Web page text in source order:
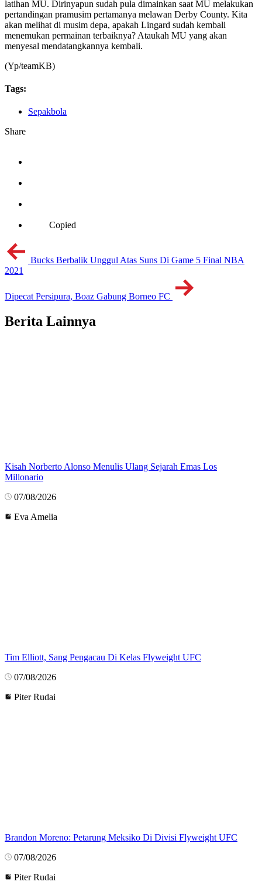
latihan MU. Dirinyapun sudah pula dimainkan saat MU melakukan
pertandingan pramusim pertamanya melawan Derby County. Kita
akan melihat di musim depa, apakah Lingard sudah kembali
menemukan permainan terbaiknya? Ataukah MU yang akan
menyesal mendatangkannya kembali.
(Yp/teamKB)
Tags:
Sepakbola
Share
Copied
Bucks Berbalik Unggul Atas Suns Di Game 5 Final NBA
2021
Dipecat Persipura, Boaz Gabung Borneo FC
Berita Lainnya
Kisah Norberto Alonso Menulis Ulang Sejarah Emas Los
Millonario
07/08/2026
Eva Amelia
Tim Elliott, Sang Pengacau Di Kelas Flyweight UFC
07/08/2026
Piter Rudai
Brandon Moreno: Petarung Meksiko Di Divisi Flyweight UFC
07/08/2026
Piter Rudai